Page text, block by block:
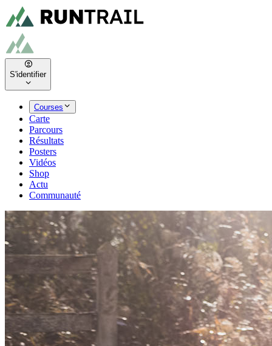
S'identifier
Courses
Carte
Parcours
Résultats
Posters
Vidéos
Shop
Actu
Communauté